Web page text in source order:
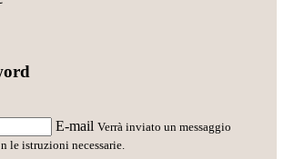
E-mail Verrà inviato un messaggio
le istruzioni necessarie.